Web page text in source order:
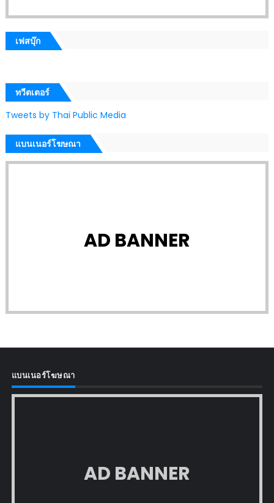
เฟสบุ๊ก
ทวีตเตอร์
Tweets by Thai Public Media
แบนเนอร์โฆษณา
AD BANNER
แบนเนอร์โฆษณา
AD BANNER